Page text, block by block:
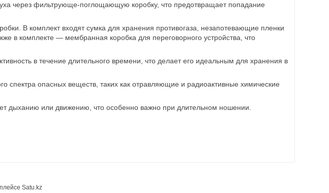
через фильтрующе-поглощающую коробку, что предотвращает попадание
В комплект входят сумка для хранения противогаза, незапотевающие пленки
в комплекте — мембранная коробка для переговорного устройства, что
в течение длительного времени, что делает его идеальным для хранения в
опасных веществ, таких как отравляющие и радиоактивные химические
дыханию или движению, что особенно важно при длительном ношении.
Satu.kz